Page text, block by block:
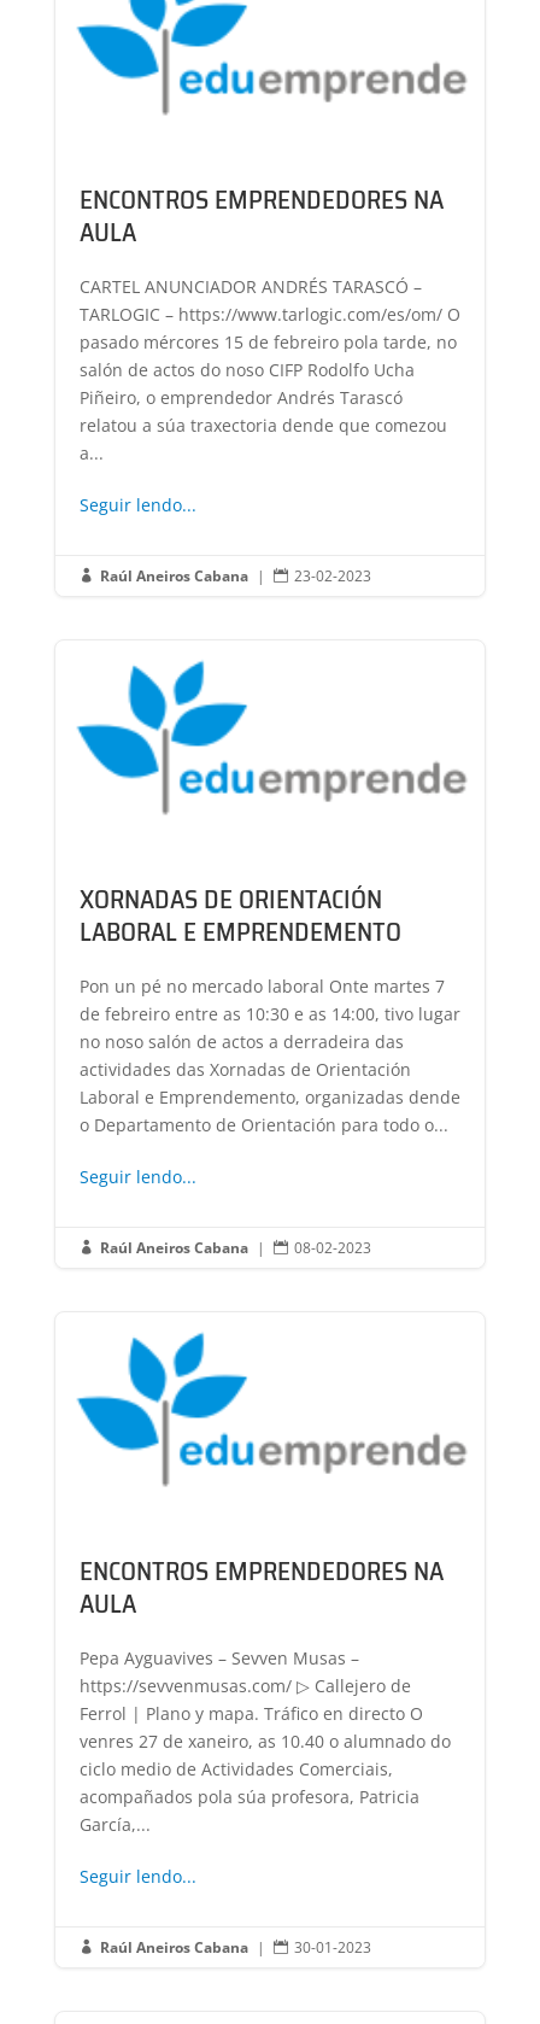
ENCONTROS EMPRENDEDORES NA
AULA
CARTEL ANUNCIADOR ANDRÉS TARASCÓ –
TARLOGIC – https://www.tarlogic.com/es/om/ O
pasado mércores 15 de febreiro pola tarde, no
salón de actos do noso CIFP Rodolfo Ucha
Piñeiro, o emprendedor Andrés Tarascó
relatou a súa traxectoria dende que comezou
a...
Seguir lendo...
 Raúl Aneiros Cabana |  23-02-2023
XORNADAS DE ORIENTACIÓN
LABORAL E EMPRENDEMENTO
Pon un pé no mercado laboral Onte martes 7
de febreiro entre as 10:30 e as 14:00, tivo lugar
no noso salón de actos a derradeira das
actividades das Xornadas de Orientación
Laboral e Emprendemento, organizadas dende
o Departamento de Orientación para todo o...
Seguir lendo...
 Raúl Aneiros Cabana |  08-02-2023
ENCONTROS EMPRENDEDORES NA
AULA
Pepa Ayguavives – Sevven Musas –
https://sevvenmusas.com/ ▷ Callejero de
Ferrol | Plano y mapa. Tráfico en directo O
venres 27 de xaneiro, as 10.40 o alumnado do
ciclo medio de Actividades Comerciais,
acompañados pola súa profesora, Patricia
García,...
Seguir lendo...
 Raúl Aneiros Cabana |  30-01-2023